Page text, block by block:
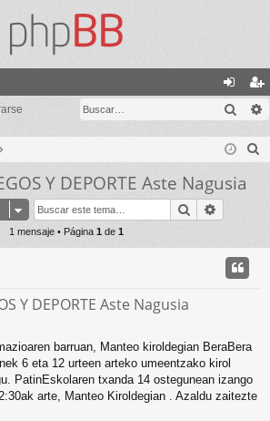
de
nti
fic
ar
eg
ist
ra
r
Y DEPORTE Aste Nagusia
Buscar
1 mensaje • Página 1 de 1
Y DEPORTE Aste Nagusia
barruan, Manteo kiroldegian BeraBera
6 eta 12 urteen arteko umeentzako kirol
PatinEskolaren txanda 14 ostegunean izango
arte, Manteo Kiroldegian . Azaldu zaitezte